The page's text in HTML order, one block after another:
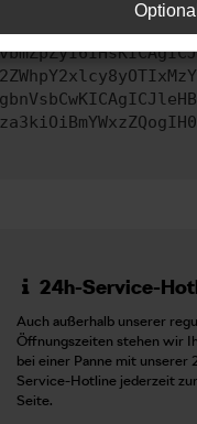
24h-Service-
Auch außerhalb unserer
Öffnungszeiten stehen wir
bei einer Panne mit unserer
Service-Hotline jederzeit zur
Seite.